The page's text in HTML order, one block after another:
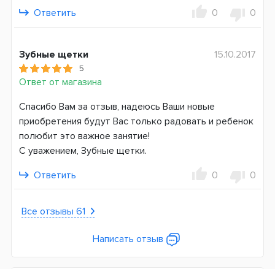
Германия
Ответить
0 0
Зубные щетки
5
Ответ от магазина
15.10.2017
Спасибо Вам за отзыв, надеюсь Ваши новые
приобретения будут Вас только радовать и ребенок
полюбит это важное занятие!
С уважением, Зубные щетки.
Ответить
0 0
Все отзывы 61
Написать отзыв